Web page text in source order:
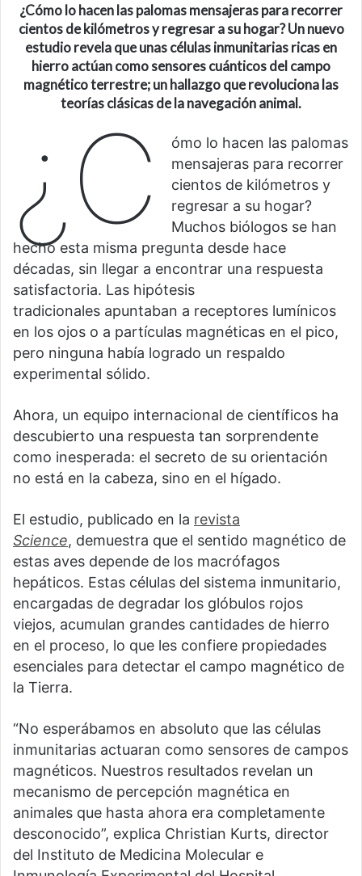
¿Cómo lo hacen las palomas mensajeras para recorrer
cientos de kilómetros y regresar a su hogar? Un nuevo
estudio revela que unas células inmunitarias ricas en
hierro actúan como sensores cuánticos del campo
magnético terrestre;un hallazgo que revoluciona las
teorías clásicas de la navegación animal.
¿C
ómo lo hacen las palomas
mensajeras para recorrer
cientos de kilómetros y
regresar a su hogar?
Muchos biólogos se han
hecho esta misma pregunta desde hace
décadas, sin llegar a encontrar una respuesta
satisfactoria. Las hipótesis
tradicionales apuntaban a receptores lumínicos
en los ojos o a partículas magnéticas en el pico,
pero ninguna había logrado un respaldo
experimental sólido.
Ahora, un equipo internacional de científicos ha
descubierto una respuesta tan sorprendente
como inesperada: el secreto de su orientación
no está en la cabeza, sino en el hígado.
El estudio, publicado en la revista
Science, demuestra que el sentido magnético de
estas aves depende de los macrófagos
hepáticos. Estas células del sistema inmunitario,
encargadas de degradar los glóbulos rojos
viejos, acumulan grandes cantidades de hierro
en el proceso, lo que les confiere propiedades
esenciales para detectar el campo magnético de
la Tierra.
“No esperábamos en absoluto que las células
inmunitarias actuaran como sensores de campos
magnéticos. Nuestros resultados revelan un
mecanismo de percepción magnética en
animales que hasta ahora era completamente
desconocido”, explica Christian Kurts, director
del Instituto de Medicina Molecular e